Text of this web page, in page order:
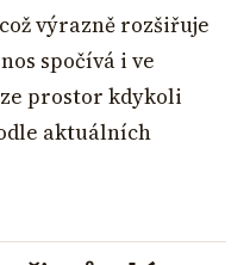
výrazně rozšiřuje
spočívá i ve
prostor kdykoli
aktuálních